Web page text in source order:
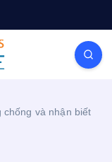
| Tips |
chống và nhận biết